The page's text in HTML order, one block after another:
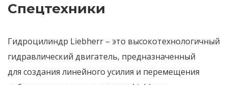
Спецтехники
Гидроцилиндр Liebherr – это высокотехнологичный
гидравлический двигатель, предназначенный
для создания линейного усилия и перемещения